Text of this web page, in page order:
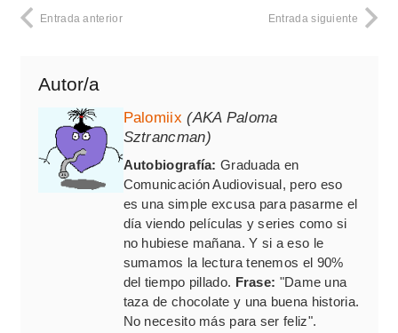
Entrada anterior Entrada siguiente
Autor/a
Palomiix (AKA Paloma
Sztrancman)
Autobiografía: Graduada en
Comunicación Audiovisual, pero eso
es una simple excusa para pasarme el
día viendo películas y series como si
no hubiese mañana. Y si a eso le
sumamos la lectura tenemos el 90%
del tiempo pillado. Frase: "Dame una
taza de chocolate y una buena historia.
No necesito más para ser feliz".